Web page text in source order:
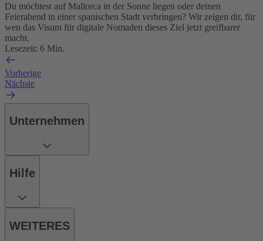
Du möchtest auf Mallorca in der Sonne liegen oder deinen
Feierabend in einer spanischen Stadt verbringen? Wir zeigen dir, für
wen das Visum für digitale Nomaden dieses Ziel jetzt greifbarer
macht.
Lesezeit: 6 Min.
Vorherige
Nächste
Unternehmen
Hilfe
WEITERES